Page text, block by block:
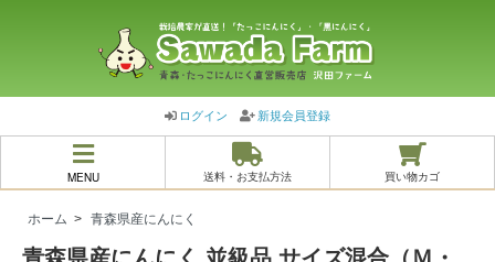
ログイン 新規会員登録
MENU 送料・お支払方法 買い物カゴ
ホーム > 青森県産にんにく